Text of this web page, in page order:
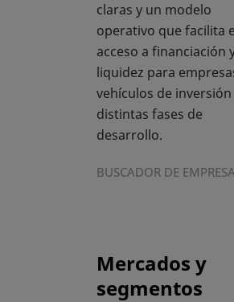
claras y un modelo
operativo que facilita
acceso a financiación
liquidez para
vehículos de inversión
distintas fases de
desarrollo.
BUSCADOR DE
Mercados y
segmentos